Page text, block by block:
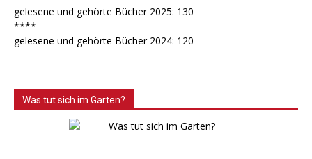
gelesene und gehörte Bücher 2025: 130
****
gelesene und gehörte Bücher 2024: 120
Was tut sich im Garten?